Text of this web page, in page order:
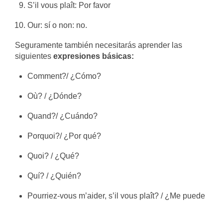
S’il vous plaît: Por favor
Our: sí o non: no.
Seguramente también necesitarás aprender las
siguientes expresiones básicas:
Comment?/ ¿Cómo?
Où? / ¿Dónde?
Quand?/ ¿Cuándo?
Porquoi?/ ¿Por qué?
Quoi? / ¿Qué?
Quí? / ¿Quién?
Pourriez-vous m’aider, s’il vous plaît? / ¿Me puede